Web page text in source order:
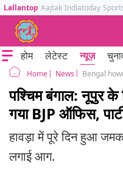
Lallantop Aajtak Indiatoday
होम लेटेस्ट न्यूज़
Home News
पश्चिम बंगाल: नूपुर
गया BJP ऑफिस,
हावड़ा में पूरे दिन हुआ
लगाई आग.